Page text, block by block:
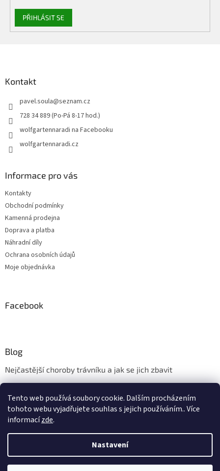
Tento web používá soubory cookie. Dalším procházením
tohoto webu vyjadřujete souhlas s jejich používáním.. Více
informacízde.
Nastavení
Vážení zákazníci, kamenná prodejna ve Zlíně - Kudlově bude ve dnech
10.8. - 17.8. 2026 uzavřena z důvodu dovolené. Provoz eshopu a
PŘIHLÁSIT SE
Kontakt
pavel.soula@seznam.cz
728 34 889 (Po-Pá 8-17 hod.)
wolfgartennaradi na Facebooku
wolfgartennaradi.cz
Informace pro vás
Kontakty
Obchodní podmínky
Kamenná prodejna
Doprava a platba
Náhradní díly
Ochrana osobních údajů
Moje objednávka
Facebook
Blog
Nejčastější choroby trávníku a jak se jich zbavit
Údržba trávníku v měsíci květnu
Vytvořil Shoptet